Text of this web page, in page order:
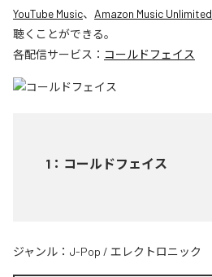
YouTube Music、 Amazon Music Unlimited
聴くことができる。
各配信サービス： コールドフェイス
1 ： コールドフェイス
ジャンル： J-Pop / エレクトロニック